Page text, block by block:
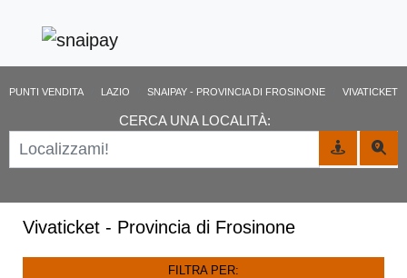
PUNTI VENDITA LAZIO SNAIPAY - PROVINCIA DI FROSINONE VIVATICKET
CERCA UNA LOCALITÀ:
Vivaticket - Provincia di Frosinone
FILTRA PER: